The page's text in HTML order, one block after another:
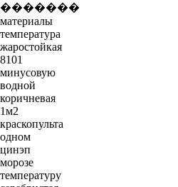
�������
материалы
температура
жаростойкая
8101
минусовую
водной
коричневая
1м2
краскопульта
одном
цинэп
морозе
температуру